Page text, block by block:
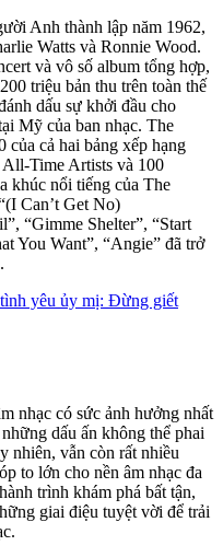
Anh thành lập năm 1962,
Watts và Ronnie Wood.
và vô số album tổng hợp,
triệu bản thu trên toàn thế
dấu sự khởi đầu cho
Mỹ của ban nhạc. The
của cả hai bảng xếp hạng
Time Artists và 100
khúc nổi tiếng của The
Can’t Get No)
“Gimme Shelter”, “Start
You Want”, “Angie” đã trở
yêu ủy mị: Đừng giết
nhạc có sức ảnh hưởng nhất
dấu ấn không thể phai
nhiên, vẫn còn rất nhiều
to lớn cho nền âm nhạc đa
trình khám phá bất tận,
giai điệu tuyệt vời để trải